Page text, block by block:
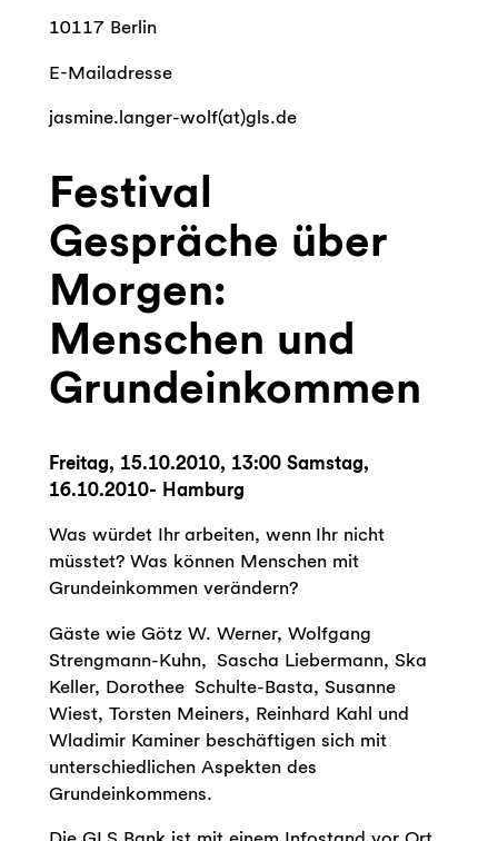
10117 Berlin
E-Mailadresse
jasmine.langer-wolf(at)gls.de
Festival
Gespräche über
Morgen:
Menschen und
Grundeinkommen
Freitag, 15.10.2010, 13:00 Samstag,
16.10.2010- Hamburg
Was würdet Ihr arbeiten, wenn Ihr nicht
müsstet? Was können Menschen mit
Grundeinkommen verändern?
Gäste wie Götz W. Werner, Wolfgang
Strengmann-Kuhn, Sascha Liebermann, Ska
Keller, Dorothee Schulte-Basta, Susanne
Wiest, Torsten Meiners, Reinhard Kahl und
Wladimir Kaminer beschäftigen sich mit
unterschiedlichen Aspekten des
Grundeinkommens.